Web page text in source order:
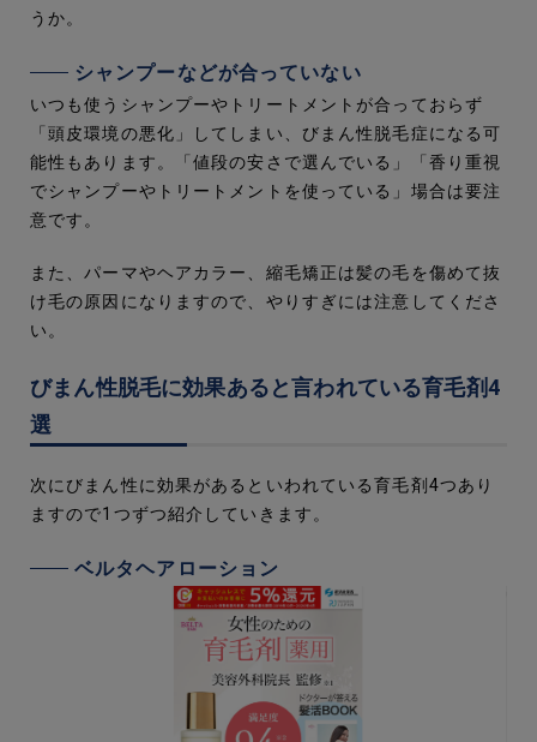
うか。
シャンプーなどが合っていない
いつも使うシャンプーやトリートメントが合っておらず
「頭皮環境の悪化」してしまい、びまん性脱毛症になる可
能性もあります。「値段の安さで選んでいる」「香り重視
でシャンプーやトリートメントを使っている」場合は要注
意です。
また、パーマやヘアカラー、縮毛矯正は髪の毛を傷めて抜
け毛の原因になりますので、やりすぎには注意してくださ
い。
びまん性脱毛に効果あると言われている育毛剤4
選
次にびまん性に効果があるといわれている育毛剤4つあり
ますので1つずつ紹介していきます。
ベルタヘアローション